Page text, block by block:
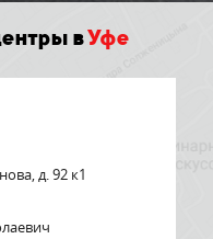
вУфе
д. 92 к1